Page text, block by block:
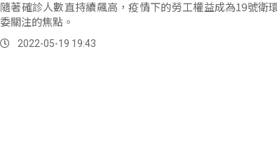
隨著確診人數直持續飆高，疫情下的勞工權益成為19號衛
委關注的焦點。
2022-05-19 19:43